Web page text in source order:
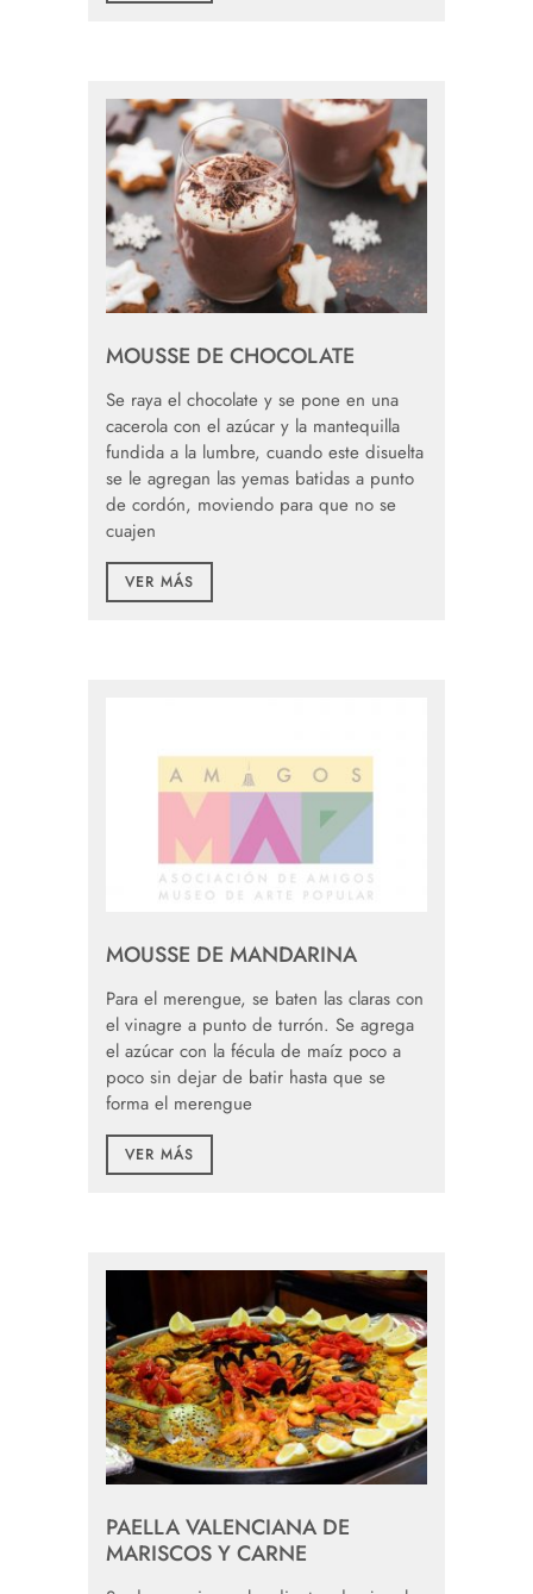
MOUSSE DE CHOCOLATE
Se raya el chocolate y se pone en una
cacerola con el azúcar y la mantequilla
fundida a la lumbre, cuando este disuelta
se le agregan las yemas batidas a punto
de cordón, moviendo para que no se
cuajen
VER MÁS
MOUSSE DE MANDARINA
Para el merengue, se baten las claras con
el vinagre a punto de turrón. Se agrega
el azúcar con la fécula de maíz poco a
poco sin dejar de batir hasta que se
forma el merengue
VER MÁS
PAELLA VALENCIANA DE
MARISCOS Y CARNE